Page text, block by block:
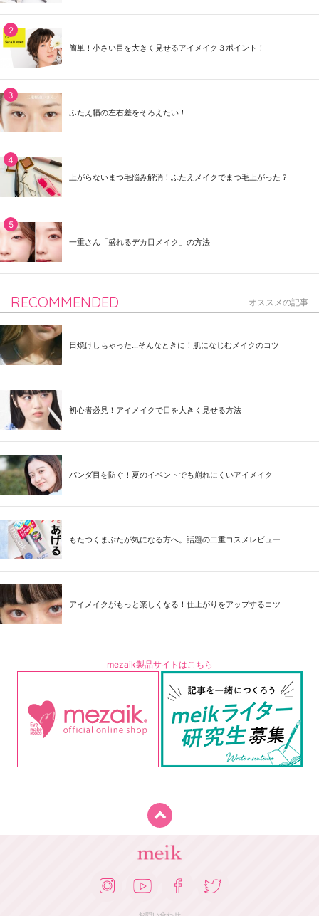
簡単！小さい目を大きく見せるアイメイク３ポイント！
ふたえ幅の左右差をそろえたい！
上がらないまつ毛悩み解消！ふたえメイクでまつ毛上がった？
一重さん「盛れるデカ目メイク」の方法
RECOMMENDED オススメの記事
日焼けしちゃった...そんなときに！肌になじむメイクのコツ
初心者必見！アイメイクで目を大きく見せる方法
パンダ目を防ぐ！夏のイベントでも崩れにくいアイメイク
もたつくまぶたが気になる方へ。話題の二重コスメレビュー
アイメイクがもっと楽しくなる！仕上がりをアップするコツ
mezaik製品サイトはこちら